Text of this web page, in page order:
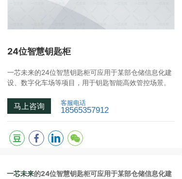
24位智慧钥匙柜
一芯未来的24位智慧钥匙柜可应用于某部仓储信息化建
设、数字化车场等项目，用于钥匙智能高效管控场景。
马上咨询 客服电话
18565357912
一芯未来的24位智慧钥匙柜可应用于某部仓储信息化建